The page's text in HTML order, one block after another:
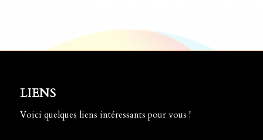
LIENS
Voici quelques liens intéressants pour vous !